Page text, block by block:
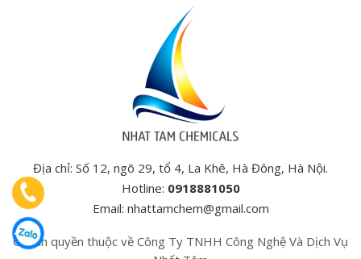
Địa chỉ: Số 12, ngõ 29, tổ 4, La Khê, Hà Đông, Hà Nội.
Hotline: 0918881050
Email: nhattamchem@gmail.com
© Bản quyền thuộc về Công Ty TNHH Công Nghệ Và Dịch Vụ